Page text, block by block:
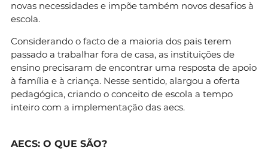
novas necessidades e impõe também novos desafios à
escola.
Considerando o facto de a maioria dos pais terem
passado a trabalhar fora de casa, as instituições de
ensino precisaram de encontrar uma resposta de apoio
à família e à criança. Nesse sentido, alargou a oferta
pedagógica, criando o conceito de escola a tempo
inteiro com a implementação das aecs.
AECS: O QUE SÃO?